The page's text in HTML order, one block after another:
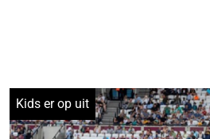
Kids er op uit